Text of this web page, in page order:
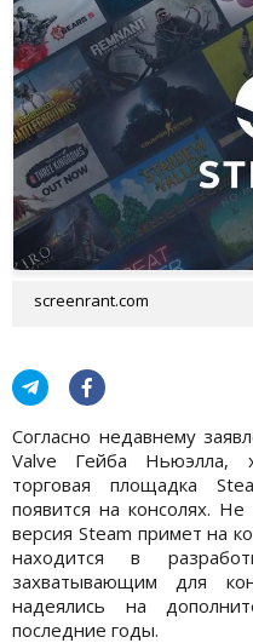
screenrant.com
Согласно недавнему
Valve Гейба Ньюэлла,
торговая площадка
появится на консолях.
версия Steam примет на
находится в
захватывающим для
надеялись на
последние годы.